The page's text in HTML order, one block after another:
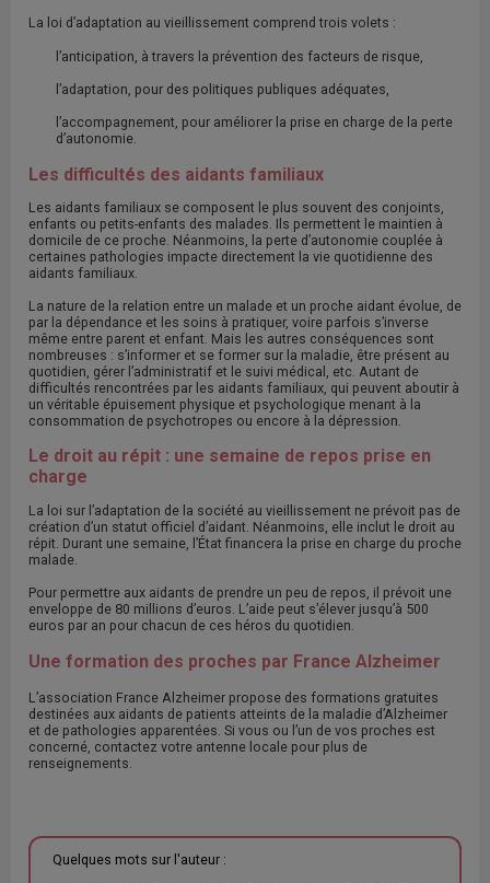
La loi d’adaptation au vieillissement comprend trois volets :
l’anticipation, à travers la prévention des facteurs de risque,
l’adaptation, pour des politiques publiques adéquates,
l’accompagnement, pour améliorer la prise en charge de la perte
d’autonomie.
Les difficultés des aidants familiaux
Les aidants familiaux se composent le plus souvent des conjoints,
enfants ou petits-enfants des malades. Ils permettent le maintien à
domicile de ce proche. Néanmoins, la perte d’autonomie couplée à
certaines pathologies impacte directement la vie quotidienne des
aidants familiaux.
La nature de la relation entre un malade et un proche aidant évolue, de
par la dépendance et les soins à pratiquer, voire parfois s’inverse
même entre parent et enfant. Mais les autres conséquences sont
nombreuses : s’informer et se former sur la maladie, être présent au
quotidien, gérer l’administratif et le suivi médical, etc. Autant de
difficultés rencontrées par les aidants familiaux, qui peuvent aboutir à
un véritable épuisement physique et psychologique menant à la
consommation de psychotropes ou encore à la dépression.
Le droit au répit : une semaine de repos prise en
charge
La loi sur l’adaptation de la société au vieillissement ne prévoit pas de
création d’un statut officiel d’aidant. Néanmoins, elle inclut le droit au
répit. Durant une semaine, l’État financera la prise en charge du proche
malade.
Pour permettre aux aidants de prendre un peu de repos, il prévoit une
enveloppe de 80 millions d’euros. L’aide peut s’élever jusqu’à 500
euros par an pour chacun de ces héros du quotidien.
Une formation des proches par France Alzheimer
L’association France Alzheimer propose des formations gratuites
destinées aux aidants de patients atteints de la maladie d’Alzheimer
et de pathologies apparentées. Si vous ou l’un de vos proches est
concerné, contactez votre antenne locale pour plus de
renseignements.
Quelques mots sur l'auteur :